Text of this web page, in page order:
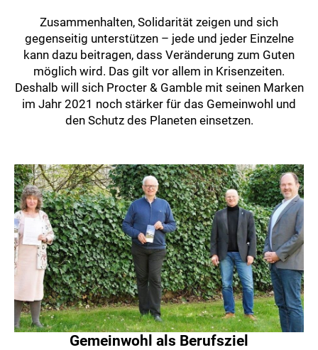
Zusammenhalten, Solidarität zeigen und sich
gegenseitig unterstützen – jede und jeder Einzelne
kann dazu beitragen, dass Veränderung zum Guten
möglich wird. Das gilt vor allem in Krisenzeiten.
Deshalb will sich Procter & Gamble mit seinen Marken
im Jahr 2021 noch stärker für das Gemeinwohl und
den Schutz des Planeten einsetzen.
Gemeinwohl als Berufsziel